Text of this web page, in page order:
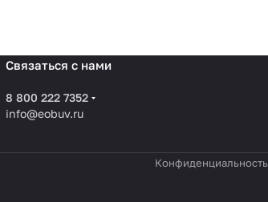
Связаться с нами
8 800 222 7352
info@eobuv.ru
Конфиденциальность